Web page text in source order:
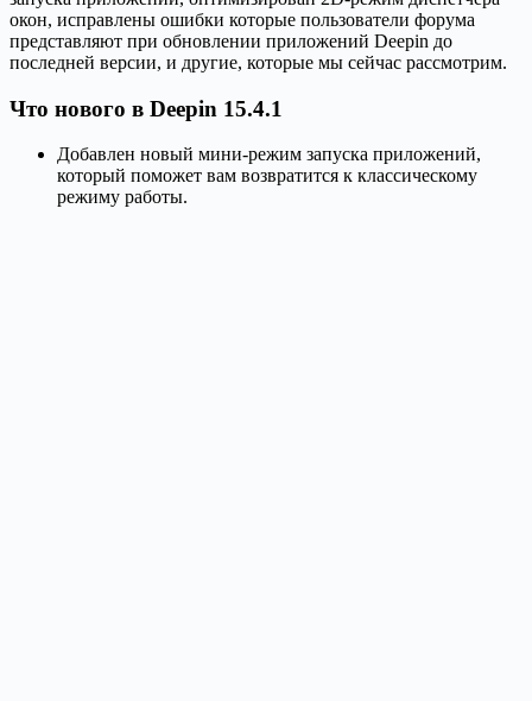
окон, исправлены ошибки которые пользователи форума
представляют при обновлении приложений Deepin до
последней версии, и другие, которые мы сейчас рассмотрим.
Что нового в Deepin 15.4.1
Добавлен новый мини-режим запуска приложений,
который поможет вам возвратится к классическому
режиму работы.